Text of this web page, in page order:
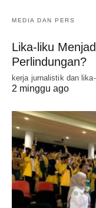
MEDIA DAN PERS
Lika-liku
Perlindungan?
kerja jurnalistik dan
2 minggu ago